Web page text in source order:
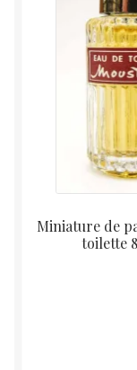
Miniature de
toilette